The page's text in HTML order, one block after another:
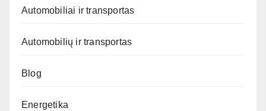
Automobiliai ir transportas
Automobilių ir transportas
Blog
Energetika